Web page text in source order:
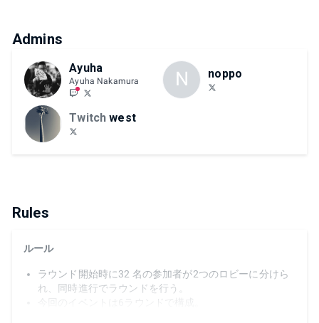
Admins
Ayuha
Ayuha Nakamura N noppo
Twitch west
Rules
ルール
ラウンド開始時に32 名の参加者が2つのロビーに分けら
れ、同時進行でラウンドを行う。
今回のイベントは6ラウンドで構成。